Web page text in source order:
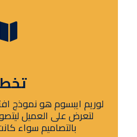
لوريم ايبسوم هو نموذج
لتعرض على العميل
بالتصاميم سواء